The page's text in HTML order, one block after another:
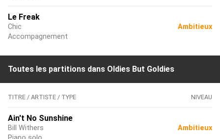
Le Freak
Chic
Accompagnement
Ambitieux
Toutes les partitions dans Oldies But Goldies
TITRE / ARTISTE / TYPE NIVEAU
Ain't No Sunshine
Bill Withers
Ambitieux